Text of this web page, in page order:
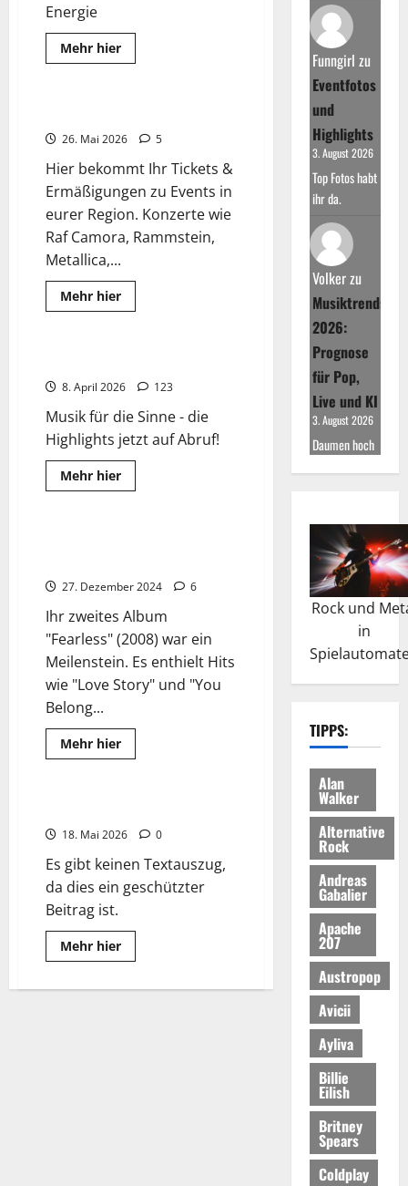
Energie
Mehr hierRead
more
erfolgreiche
“Eras”-
Tour
in
Vancouver
2025
26. Mai 2026 5
Hier bekommt Ihr Tickets &
Ermäßigungen zu Events in
eurer Region. Konzerte wie
Raf Camora, Rammstein,
Metallica,...
Mehr hierRead
more
Top-Hits Charts
8. April 2026 123
Musik für die Sinne - die
Highlights jetzt auf Abruf!
Mehr hierRead
more
Wissenswertes
27. Dezember 2024 6
Ihr zweites Album
"Fearless" (2008) war ein
Meilenstein. Es enthielt Hits
wie "Love Story" und "You
Belong...
Mehr hierRead
more
und
Kritikerlob
Top-Hits DeluXe
18. Mai 2026 0
Es gibt keinen Textauszug,
da dies ein geschützter
Beitrag ist.
Mehr hierRead
more
GoodMusic
Funngirl zu
Eventfotos
und
Highlights
3. August 2026
Top Fotos habt
ihr da.
Volkerzu
Musiktrends
2026:
Prognose
für Pop,
Live und KI
3. August 2026
Daumen hoch
Rock und
in
TIPPS:
Alan
Walker
Alternative
Rock
Andreas
Gabalier
Apache
207
Austropop
Avicii
Ayliva
Billie
Eilish
Britney
Spears
Coldplay